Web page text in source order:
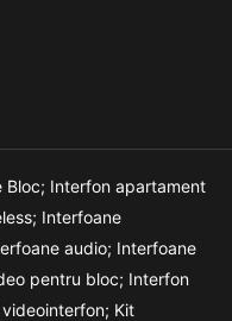
Bloc; Interfon apartament
Interfoane
audio; Interfoane
pentru bloc; Interfon
videointerfon; Kit